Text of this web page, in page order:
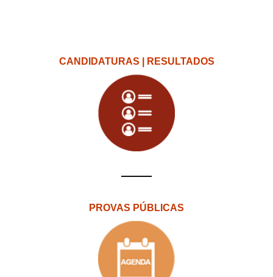
CANDIDATURAS | RESULTADOS
PROVAS PÚBLICAS